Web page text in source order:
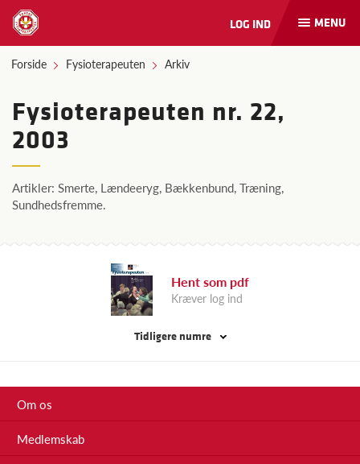
Åbn
og
MENU
LOG IND
Forside Fysioterapeuten Arkiv
Fysioterapeuten nr. 22,
2003
Artikler: Smerte, Lændeeryg, Bækkenbund, Træning,
Sundhedsfremme.
Hent som pdf
Kræver log ind
Tidligere numre
Om os
Medlemskab